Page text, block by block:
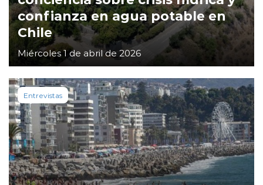
confianza en agua potable en
Chile
Miércoles 1 de abril de 2026
Entrevistas